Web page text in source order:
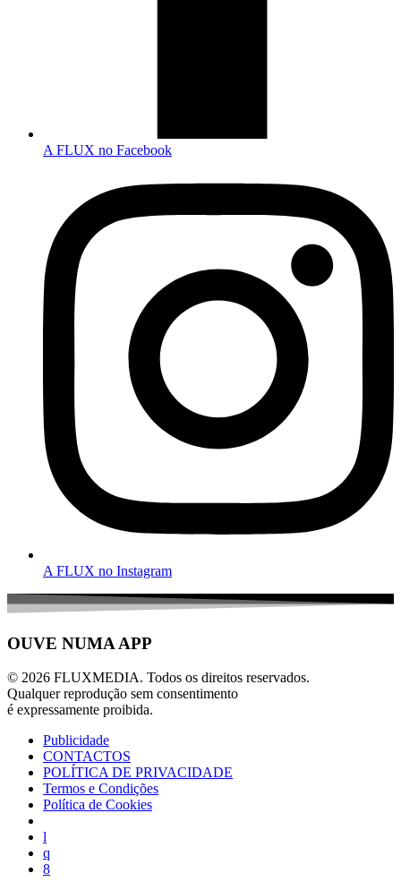
A FLUX no Facebook
A FLUX no Instagram
OUVE NUMA APP
© 2026 FLUXMEDIA. Todos os direitos reservados.
Qualquer reprodução sem consentimento
é expressamente proibida.
Publicidade
CONTACTOS
POLÍTICA DE PRIVACIDADE
Termos e Condições
Política de Cookies